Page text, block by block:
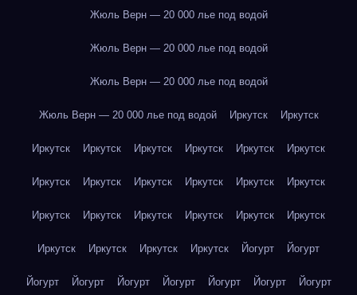
Жюль Верн — 20 000 лье под водой
Жюль Верн — 20 000 лье под водой
Жюль Верн — 20 000 лье под водой
Жюль Верн — 20 000 лье под водой Иркутск Иркутск
Иркутск Иркутск Иркутск Иркутск Иркутск Иркутск
Иркутск Иркутск Иркутск Иркутск Иркутск Иркутск
Иркутск Иркутск Иркутск Иркутск Иркутск Иркутск
Иркутск Иркутск Иркутск Иркутск Йогурт Йогурт
Йогурт Йогурт Йогурт Йогурт Йогурт Йогурт Йогурт